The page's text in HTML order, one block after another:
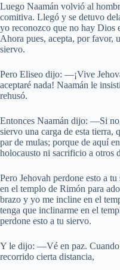
Luego Naamán volvió al
comitiva. Llegó y se detuvo
yo reconozco que no hay Dios
Ahora pues, acepta, por favor,
siervo.
Pero Eliseo dijo: —¡Vive
aceptaré nada! Naamán le
rehusó.
Entonces Naamán dijo: —Si
siervo una carga de esta tierra,
par de mulas; porque de aquí
holocausto ni sacrificio a otros
Pero Jehovah perdone esto a
en el templo de Rimón para
brazo y yo me incline en el
tenga que inclinarme en el
perdone esto a tu siervo.
Y le dijo: —Vé en paz. Cuando
recorrido cierta distancia,